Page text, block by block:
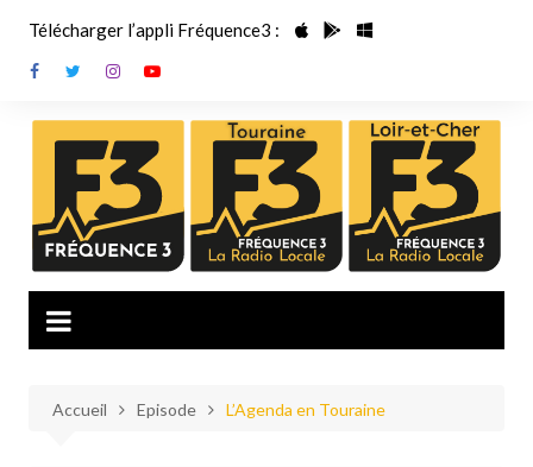
contenu
Télécharger l’appli Fréquence3 :
Accueil Episode L’Agenda en Touraine